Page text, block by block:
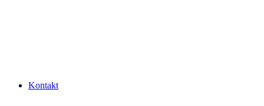
Kontakt